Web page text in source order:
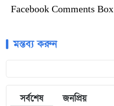
Facebook Comments Box
মন্তব্য করুন
সর্বশেষ জনপ্রিয়